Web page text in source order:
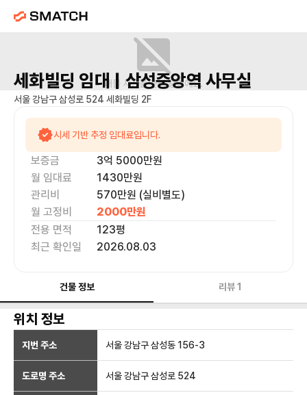
매물 사진을 준비 중이에요.
세화빌딩 임대 | 삼성중앙역사무실
서울 강남구 삼성로 524 세화빌딩 2F
시세 기반 추정 임대료입니다.
보증금 3억 5000만원
월 임대료
1430만원
관리비
570만원 (실비별도)
월 고정비
2000만원
전용 면적
123평
최근 확인일
2026.08.03
건물 정보 리뷰1
위치 정보
지번 주소 서울 강남구 삼성동 156-3
도로명 주소 서울 강남구 삼성로 524